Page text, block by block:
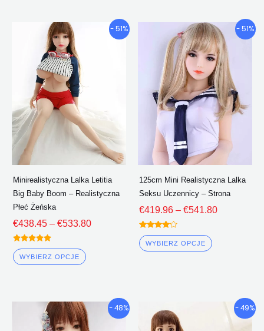
- 51%
Minirealistyczna Lalka Letitia
Big Baby Boom – Realistyczna
Płeć Żeńska
€438.45 – €533.80
Przedział
cenowy:
Oceniono
5.00
z 5
WYBIERZ OPCJE
Opcje
można
wybrać
na
produktu
- 51%
125cm Mini Realistyczna Lalka
Seksu Uczennicy – Strona
€419.96 – €541.80
Przedział
cenowy:
€419.96
Poprzez
€541.80
Oceniono
4.00
z 5
WYBIERZ OPCJE
Ten
produkt
ma
wiele
wariantów.
Opcje
można
wybrać
na
produktu
- 48%
Przedział
cenowy:
Ten
produkt
- 49%
Przedział
cenowy:
produkt